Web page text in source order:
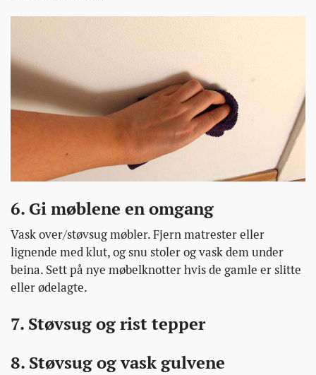
6. Gi møblene en omgang
Vask over/støvsug møbler. Fjern matrester eller
lignende med klut, og snu stoler og vask dem under
beina. Sett på nye møbelknotter hvis de gamle er slitte
eller ødelagte.
7. Støvsug og rist tepper
8. Støvsug og vask gulvene